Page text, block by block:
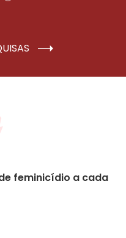
feminicídio a cada